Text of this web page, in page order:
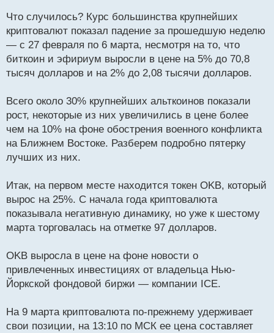
а
н
н
ы
й
о
т
Что случилось? Курс большинства крупнейших
криптовалют показал падение за прошедшую неделю
— с 27 февраля по 6 марта, несмотря на то, что
биткоин и эфириум выросли в цене на 5% до 70,8
тысяч долларов и на 2% до 2,08 тысячи долларов.
Всего около 30% крупнейших альткоинов показали
рост, некоторые из них увеличились в цене более
чем на 10% на фоне обострения военного конфликта
на Ближнем Востоке. Разберем подробно пятерку
лучших из них.
Итак, на первом месте находится токен OKB, который
вырос на 25%. С начала года криптовалюта
показывала негативную динамику, но уже к шестому
марта торговалась на отметке 97 долларов.
OKB выросла в цене на фоне новости о
привлеченных инвестициях от владельца Нью-
Йоркской фондовой биржи — компании ICE.
На 9 марта криптовалюта по-прежнему удерживает
свои позиции, на 13:10 по МСК ее цена составляет